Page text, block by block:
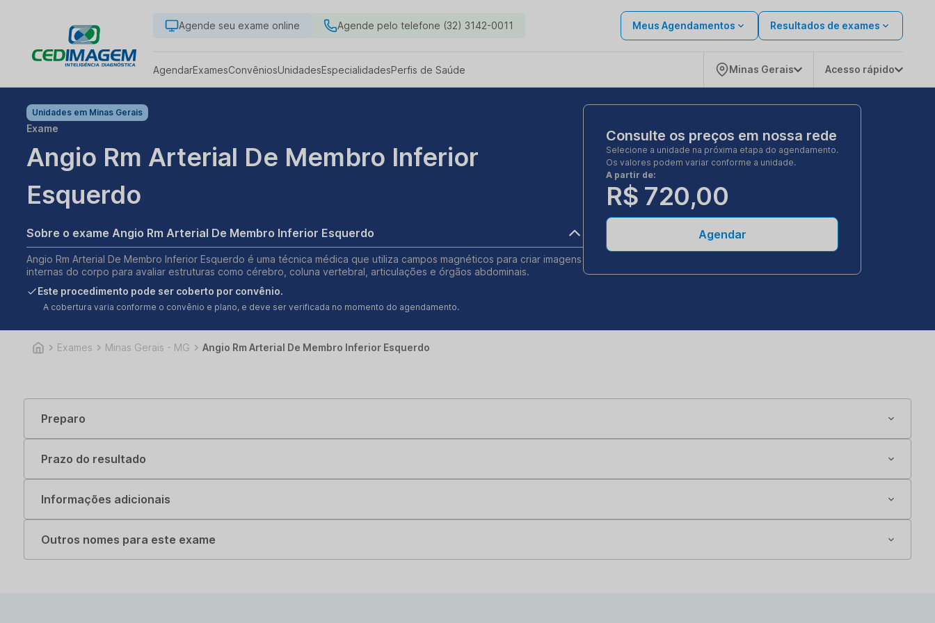
Agende seu exame online Agende pelo telefone (32) 3142-0011 Meus Agendamentos Resultados de exames
AgendarExamesConvêniosUnidadesEspecialidadesPerfis de Saúde Minas Gerais Acesso rápido
Unidades em Minas Gerais
Exame
Angio Rm Arterial De Membro Inferior
Esquerdo
Sobre o exame Angio Rm Arterial De Membro Inferior Esquerdo
Angio Rm Arterial De Membro Inferior Esquerdo é uma técnica médica que utiliza campos magnéticos para criar imagens
internas do corpo para avaliar estruturas como cérebro, coluna vertebral, articulações e órgãos abdominais.
Este procedimento pode ser coberto por convênio.
A cobertura varia conforme o convênio e plano, e deve ser verificada no momento do agendamento.
Consulte os preços em nossa rede
Selecione a unidade na próxima etapa do agendamento.
Os valores podem variar conforme a unidade.
A partir de:
R$ 720,00
Agendar
Exames Minas Gerais - MG Angio Rm Arterial De Membro Inferior Esquerdo
Preparo
Prazo do resultado
Informações adicionais
Outros nomes para este exame